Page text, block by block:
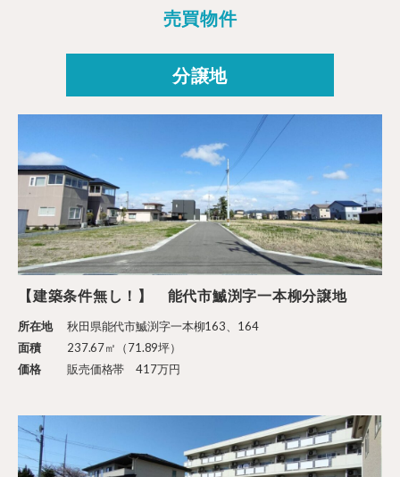
売買物件
分譲地
【建築条件無し！】 能代市鰄渕字一本柳分譲地
所在地
秋田県能代市鰄渕字一本柳163、164
面積
237.67㎡（71.89坪）
価格
販売価格帯 417万円